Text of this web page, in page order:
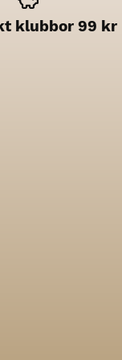
klubbor 99 kr